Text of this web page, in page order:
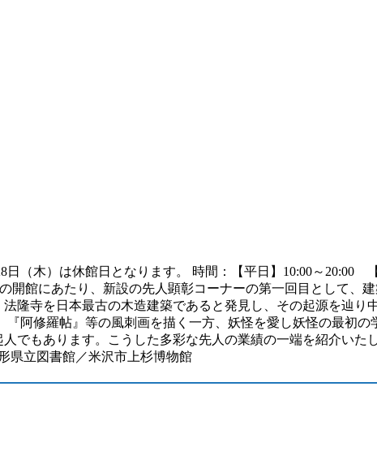
（木）は休館日となります。 時間：【平日】10:00～20:00
の開館にあたり、新設の先人顕彰コーナーの第一回目として
隆寺を日本最古の木造建築であると発見し、その起源を辿
『阿修羅帖』等の風刺画を描く一方、妖怪を愛し妖怪の最初
でもあります。こうした多彩な先人の業績の一端を紹介い
県立図書館／米沢市上杉博物館